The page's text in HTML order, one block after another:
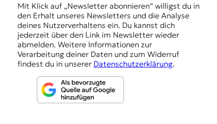
Mit Klick auf „Newsletter abonnieren“ willigst du in
den Erhalt unseres Newsletters und die Analyse
deines Nutzerverhaltens ein. Du kannst dich
jederzeit über den Link im Newsletter wieder
abmelden. Weitere Informationen zur
Verarbeitung deiner Daten und zum Widerruf
findest du in unserer Datenschutzerklärung.